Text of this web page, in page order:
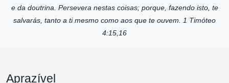
e da doutrina. Persevera nestas coisas; porque, fazendo isto, te
salvarás, tanto a ti mesmo como aos que te ouvem. 1 Timóteo
4:15,16
Aprazível